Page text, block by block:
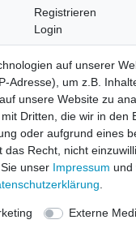
Registrieren
Login
auf unserer
Adresse), um z.B.
unsere Website zu
Dritten, die wir in den
oder aufgrund eines
Recht, nicht
unser Impressum und
Externe